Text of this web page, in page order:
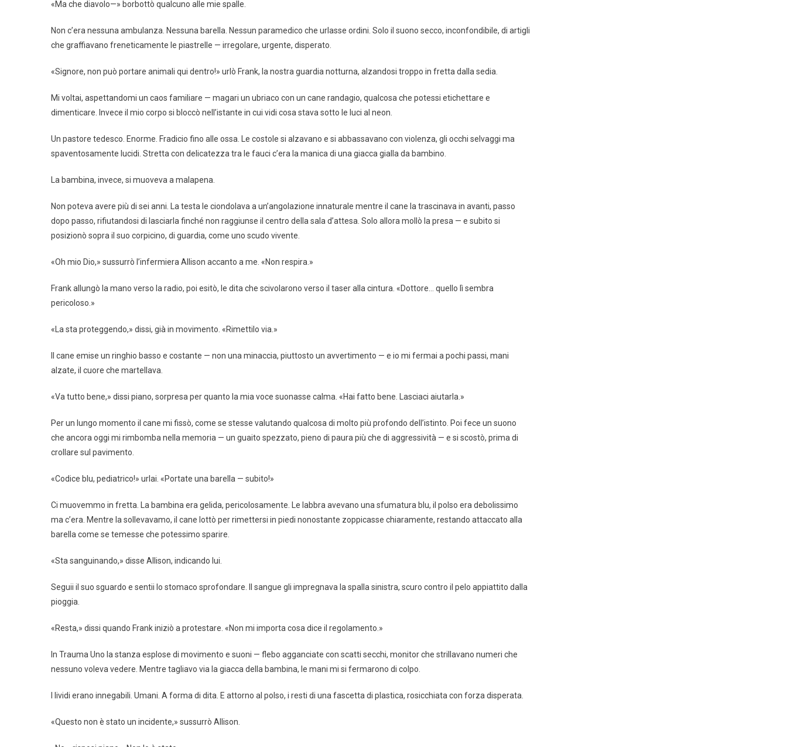
«Ma che diavolo—» borbottò qualcuno alle mie spalle.
Non c’era nessuna ambulanza. Nessuna barella. Nessun paramedico che urlasse ordini. Solo il suono secco, inconfondibile, di artigli
che graffiavano freneticamente le piastrelle — irregolare, urgente, disperato.
«Signore, non può portare animali qui dentro!» urlò Frank, la nostra guardia notturna, alzandosi troppo in fretta dalla sedia.
Mi voltai, aspettandomi un caos familiare — magari un ubriaco con un cane randagio, qualcosa che potessi etichettare e
dimenticare. Invece il mio corpo si bloccò nell’istante in cui vidi cosa stava sotto le luci al neon.
Un pastore tedesco. Enorme. Fradicio fino alle ossa. Le costole si alzavano e si abbassavano con violenza, gli occhi selvaggi ma
spaventosamente lucidi. Stretta con delicatezza tra le fauci c’era la manica di una giacca gialla da bambino.
La bambina, invece, si muoveva a malapena.
Non poteva avere più di sei anni. La testa le ciondolava a un’angolazione innaturale mentre il cane la trascinava in avanti, passo
dopo passo, rifiutandosi di lasciarla finché non raggiunse il centro della sala d’attesa. Solo allora mollò la presa — e subito si
posizionò sopra il suo corpicino, di guardia, come uno scudo vivente.
«Oh mio Dio,» sussurrò l’infermiera Allison accanto a me. «Non respira.»
Frank allungò la mano verso la radio, poi esitò, le dita che scivolarono verso il taser alla cintura. «Dottore… quello lì sembra
pericoloso.»
«La sta proteggendo,» dissi, già in movimento. «Rimettilo via.»
Il cane emise un ringhio basso e costante — non una minaccia, piuttosto un avvertimento — e io mi fermai a pochi passi, mani
alzate, il cuore che martellava.
«Va tutto bene,» dissi piano, sorpresa per quanto la mia voce suonasse calma. «Hai fatto bene. Lasciaci aiutarla.»
Per un lungo momento il cane mi fissò, come se stesse valutando qualcosa di molto più profondo dell’istinto. Poi fece un suono
che ancora oggi mi rimbomba nella memoria — un guaito spezzato, pieno di paura più che di aggressività — e si scostò, prima di
crollare sul pavimento.
«Codice blu, pediatrico!» urlai. «Portate una barella — subito!»
Ci muovemmo in fretta. La bambina era gelida, pericolosamente. Le labbra avevano una sfumatura blu, il polso era debolissimo
ma c’era. Mentre la sollevavamo, il cane lottò per rimettersi in piedi nonostante zoppicasse chiaramente, restando attaccato alla
barella come se temesse che potessimo sparire.
«Sta sanguinando,» disse Allison, indicando lui.
Seguii il suo sguardo e sentii lo stomaco sprofondare. Il sangue gli impregnava la spalla sinistra, scuro contro il pelo appiattito dalla
pioggia.
«Resta,» dissi quando Frank iniziò a protestare. «Non mi importa cosa dice il regolamento.»
In Trauma Uno la stanza esplose di movimento e suoni — flebo agganciate con scatti secchi, monitor che strillavano numeri che
nessuno voleva vedere. Mentre tagliavo via la giacca della bambina, le mani mi si fermarono di colpo.
I lividi erano innegabili. Umani. A forma di dita. E attorno al polso, i resti di una fascetta di plastica, rosicchiata con forza disperata.
«Questo non è stato un incidente,» sussurrò Allison.